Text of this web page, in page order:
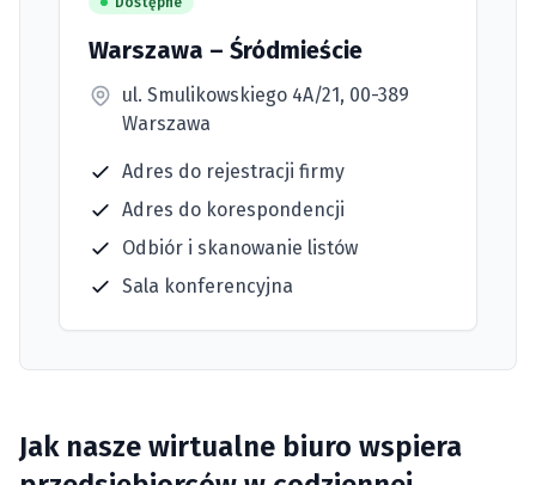
Warszawa – Śródmieście
ul. Smulikowskiego 4A/21, 00-389
Warszawa
Adres do rejestracji firmy
Adres do korespondencji
Odbiór i skanowanie listów
Sala konferencyjna
Jak nasze wirtualne biuro wspiera